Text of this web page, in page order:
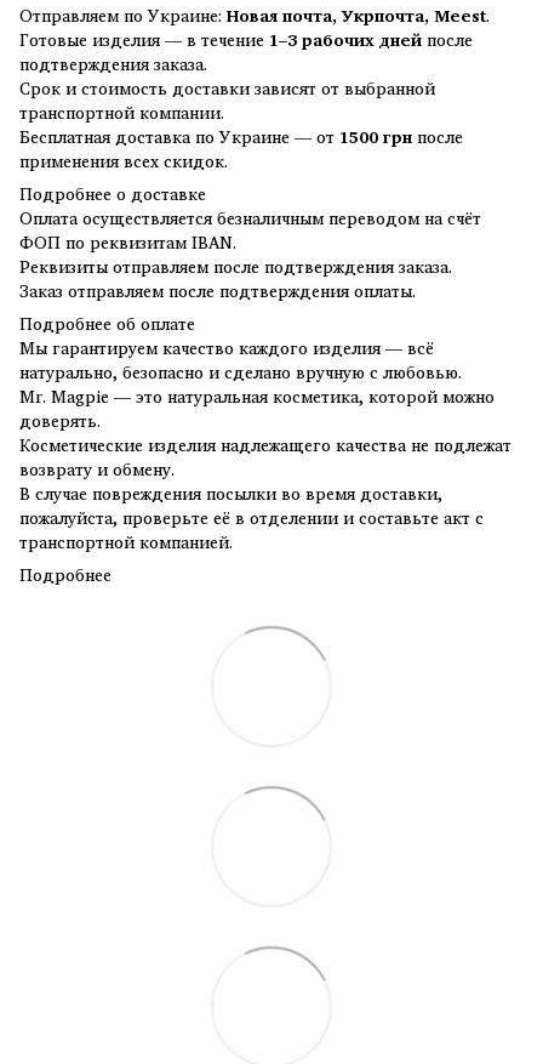
Отправляем по Украине: Новая почта, Укрпочта, Meest.
Готовые изделия — в течение 1–3 рабочих днейпосле
подтверждения заказа.
Срок и стоимость доставки зависят от выбранной
транспортной компании.
Бесплатная доставка по Украине — от 1500 грнпосле
применения всех скидок.
Подробнее о доставке
Оплата осуществляется безналичным переводом на счёт
ФОП по реквизитам IBAN.
Реквизиты отправляем после подтверждения заказа.
Заказ отправляем после подтверждения оплаты.
Подробнее об оплате
Мы гарантируем качество каждого изделия — всё
натурально, безопасно и сделано вручную с любовью.
Mr. Magpie — это натуральная косметика, которой можно
доверять.
Косметические изделия надлежащего качества не подлежат
возврату и обмену.
В случае повреждения посылки во время доставки,
пожалуйста, проверьте её в отделении и составьте акт с
транспортной компанией.
Подробнее